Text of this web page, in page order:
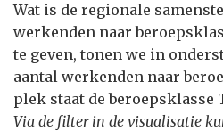
Wat is de regionale
werkenden naar
te geven, tonen we in
aantal werkenden naar
plek staat de beroepsklasse
Via de filter in de visualisatie